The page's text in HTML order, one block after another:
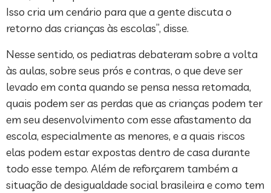
Isso cria um cenário para que a gente discuta o
retorno das crianças às escolas”, disse.
Nesse sentido, os pediatras debateram sobre a volta
às aulas, sobre seus prós e contras, o que deve ser
levado em conta quando se pensa nessa retomada,
quais podem ser as perdas que as crianças podem ter
em seu desenvolvimento com esse afastamento da
escola, especialmente as menores, e a quais riscos
elas podem estar expostas dentro de casa durante
todo esse tempo. Além de reforçarem também a
situação de desigualdade social brasileira e como tem